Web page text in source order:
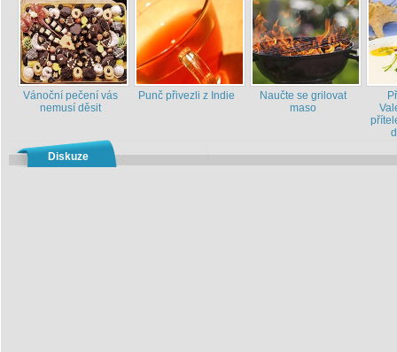
Vánoční pečení vás
nemusí děsit
Punč přivezli z Indie
Naučte se grilovat
maso
Diskuze